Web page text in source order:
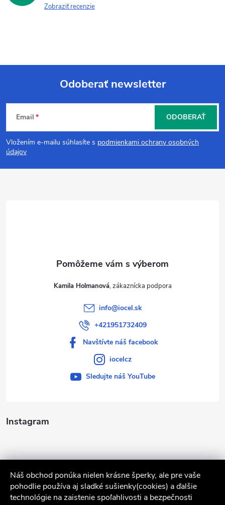
Náš obchod ponúka nielen krásne šperky, ale pre vaše
pohodlie používa aj sladké sušienky(cookies) a ďalšie
technológie na zaistenie spoľahlivosti a bezpečnosti
Zobraziť recenzie
Z
á
p
Odoberať newsletter
Email
Vložením e-mailu súhlasíte s podmienkami ochrany osobných
údajov
ODOBERAŤ
Instagram
Kamila Holmanová
info@iocel.sk
+421951732409
Navštívte náš facebook
iocelcz
Sledujte náš YouTube